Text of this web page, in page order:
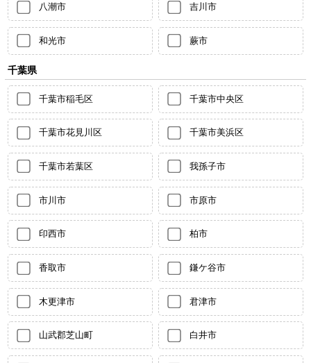
八潮市 吉川市
和光市 蕨市
千葉県
千葉市稲毛区 千葉市中央区
千葉市花見川区 千葉市美浜区
千葉市若葉区 我孫子市
市川市 市原市
印西市 柏市
香取市 鎌ケ谷市
木更津市 君津市
山武郡芝山町 白井市